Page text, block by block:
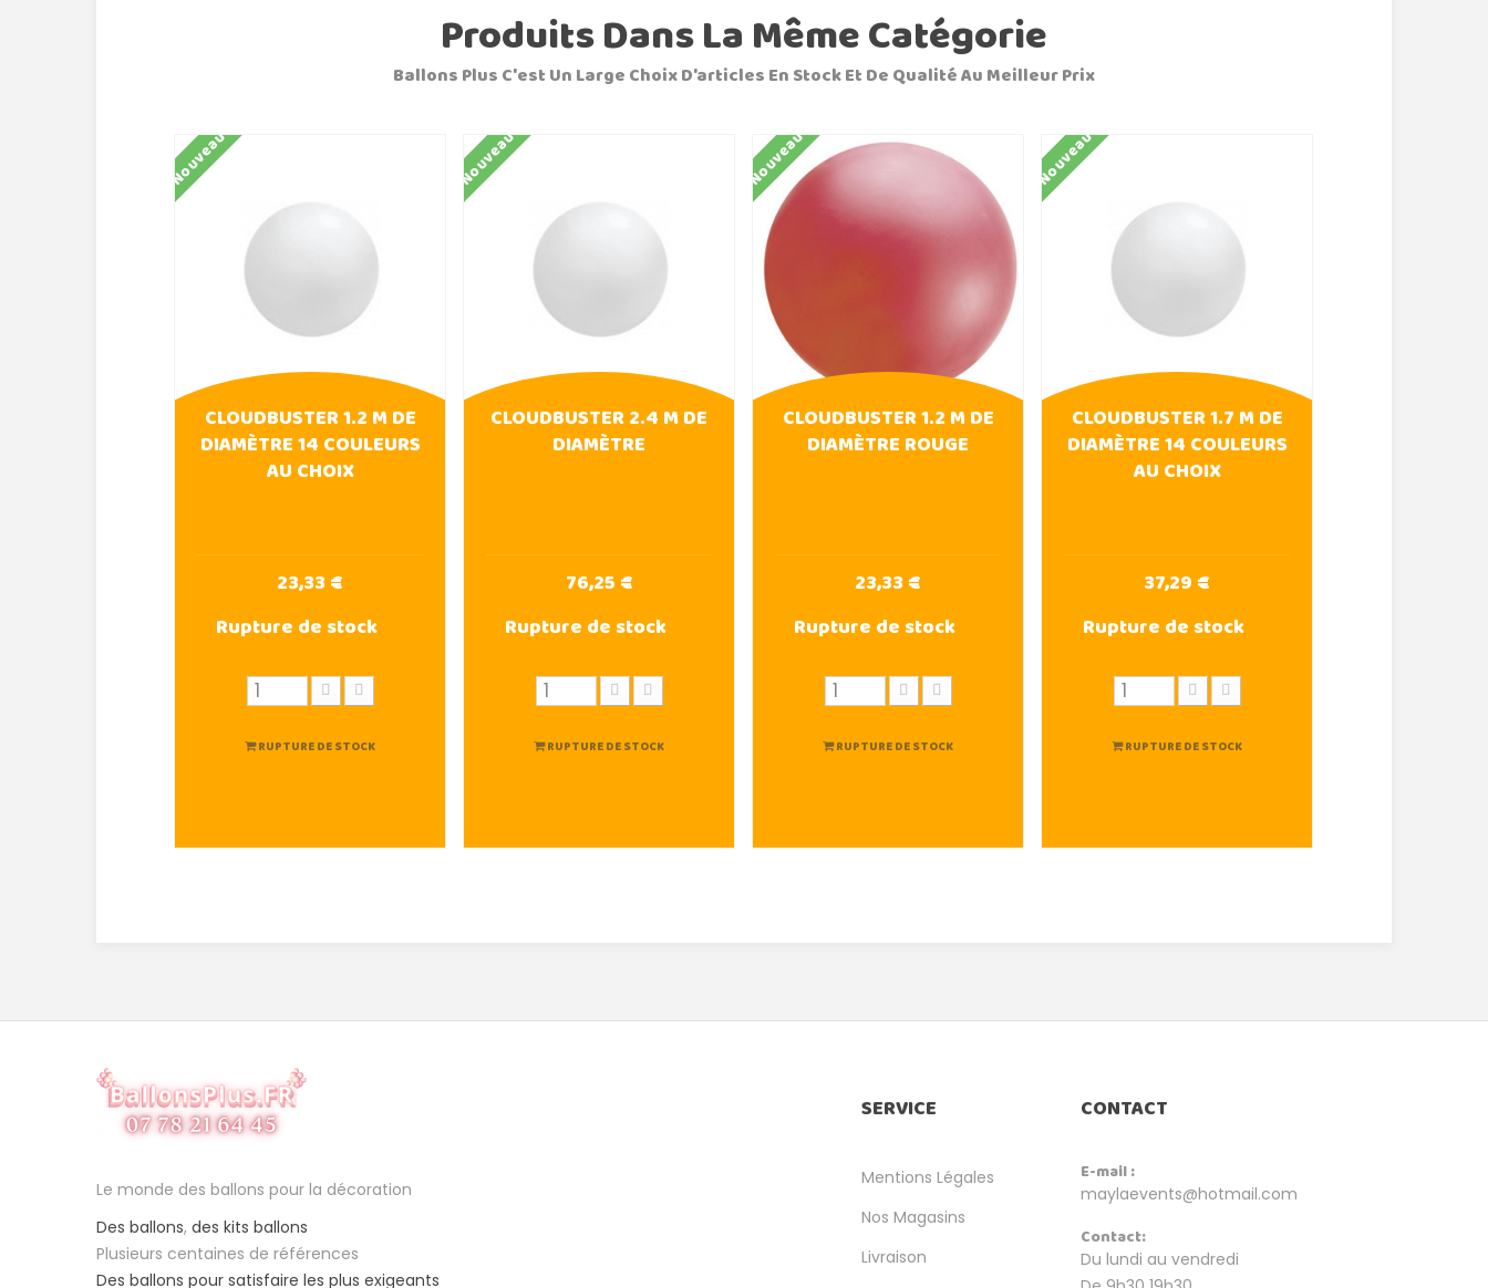
Produits Dans La Même Catégorie
Ballons Plus C'est Un Large Choix D'articles En Stock Et De Qualité Au Meilleur Prix
Nouveau
CLOUDBUSTER 1.2 M DE
DIAMÈTRE 14 COULEURS
AU CHOIX
23,33 €
Rupture de stock
RUPTURE DE STOCK
Nouveau
CLOUDBUSTER 2.4 M DE
DIAMÈTRE
76,25 €
Rupture de stock
RUPTURE DE STOCK
Nouveau
CLOUDBUSTER 1.2 M DE
DIAMÈTRE ROUGE
23,33 €
Rupture de stock
RUPTURE DE STOCK
Nouveau
CLOUDBUSTER 1.7 M DE
DIAMÈTRE 14 COULEURS
AU CHOIX
37,29 €
Rupture de stock
RUPTURE DE STOCK
Le monde des ballons pour la décoration
Des ballons, des kits ballons
Plusieurs centaines de références
Des ballons pour satisfaire les plus exigeants
SERVICE
Mentions Légales
Nos Magasins
Livraison
CONTACT
E-mail :
maylaevents@hotmail.com
Contact:
Du lundi au vendredi